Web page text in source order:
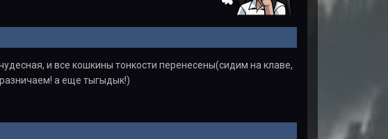
и все кошкины тонкости перенесены(сидим на клаве,
а еще тыгыдык!)